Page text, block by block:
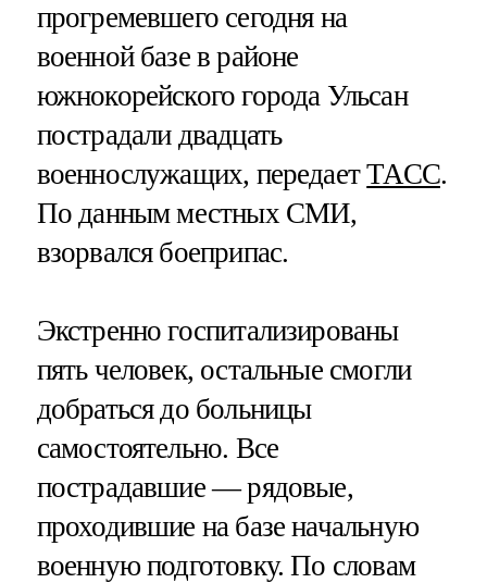
прогремевшего сегодня на
военной базе в районе
южнокорейского города Ульсан
пострадали двадцать
военнослужащих, передаетТАСС.
По данным местных СМИ,
взорвался боеприпас.
Экстренно госпитализированы
пять человек, остальные смогли
добраться до больницы
самостоятельно. Все
пострадавшие — рядовые,
проходившие на базе начальную
военную подготовку. По словам